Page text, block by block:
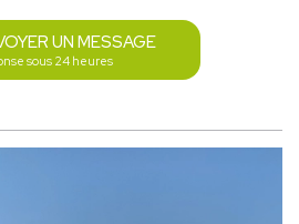
UN MESSAGE
sous 24 heures